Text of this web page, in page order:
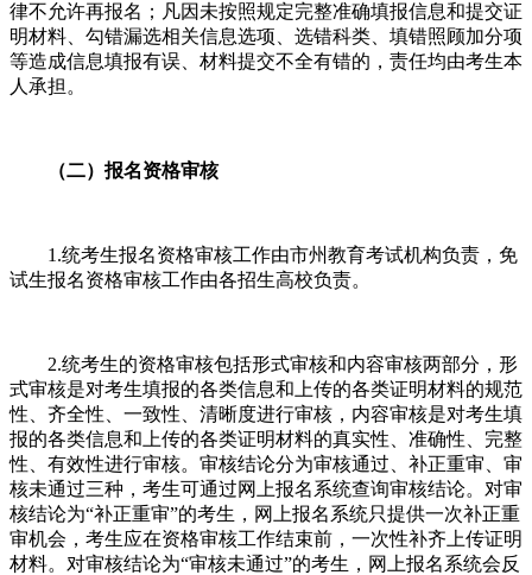
律不允许再报名；凡因未按照规定完整准确填报信息和提交证
明材料、勾错漏选相关信息选项、选错科类、填错照顾加分项
等造成信息填报有误、材料提交不全有错的，责任均由考生本
人承担。
（二）报名资格审核
1.统考生报名资格审核工作由市州教育考试机构负责，免
试生报名资格审核工作由各招生高校负责。
2.统考生的资格审核包括形式审核和内容审核两部分，形
式审核是对考生填报的各类信息和上传的各类证明材料的规范
性、齐全性、一致性、清晰度进行审核，内容审核是对考生填
报的各类信息和上传的各类证明材料的真实性、准确性、完整
性、有效性进行审核。审核结论分为审核通过、补正重审、审
核未通过三种，考生可通过网上报名系统查询审核结论。对审
核结论为“补正重审”的考生，网上报名系统只提供一次补正重
审机会，考生应在资格审核工作结束前，一次性补齐上传证明
材料。对审核结论为“审核未通过”的考生，网上报名系统会反